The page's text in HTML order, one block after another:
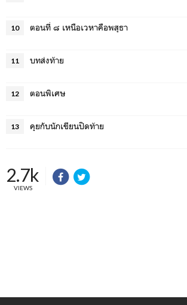
10 ตอนที่ ๘ เหนือเวหาคือพสุธา
11 บทส่งท้าย
12 ตอนพิเศษ
13 คุยกับนักเขียนปิดท้าย
2.7k
VIEWS